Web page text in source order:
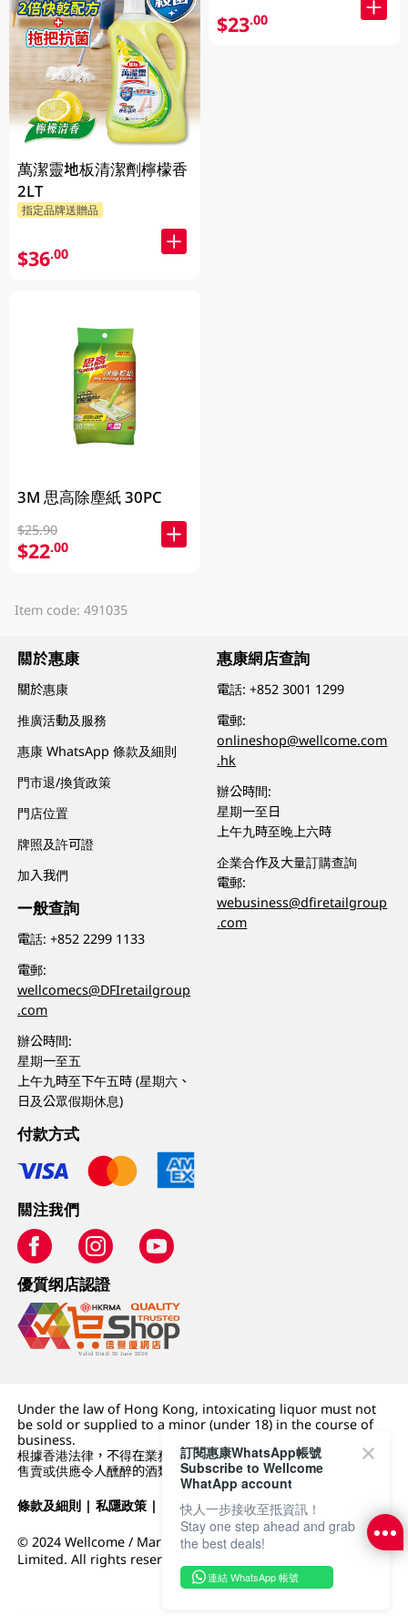
萬潔靈地板清潔劑檸檬香
2LT
指定品牌送贈品
$36.00
3M 思高除塵紙 30PC
$25.90
$22.00
$23.00
Item code: 491035
關於惠康
關於惠康
推廣活動及服務
惠康 WhatsApp 條款及細則
門市退/換貨政策
門店位置
牌照及許可證
加入我們
一般查詢
電話:+852 2299 1133
電郵:
wellcomecs@DFIretailgroup
.com
辦公時間:
星期一至五
上午九時至下午五時 (星期六、
日及公眾假期休息)
惠康網店查詢
電話:+852 3001 1299
電郵:
onlineshop@wellcome.com
.hk
辦公時間:
星期一至日
上午九時至晚上六時
企業合作及大量訂購查詢
電郵:
webusiness@dfiretailgroup
.com
付款方式
關注我們
優質纲店認證
Under the law of Hong Kong, intoxicating liquor must not
be sold or supplied to a minor (under 18) in the course of
business.
根據香港法律，不得在業務過程中，向未成年人 (18 歲以下人士)
售賣或供應令人醺醉的酒類。
條款及細則 |私隱政策 | DFI零售集團
© 2024 Wellcome / Market Place. The Dairy Farm Company
Limited. All rights reserved.
訂閱惠康WhatsApp帳號
Subscribe to Wellcome
WhatApp account
快人一步接收至抵資訊！
Stay one step ahead and grab
the best deals!
連結 WhatsApp 帳號